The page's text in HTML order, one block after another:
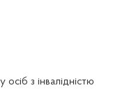
з інвалідністю